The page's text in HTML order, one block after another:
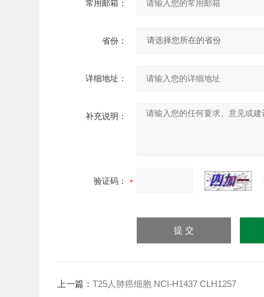
常用邮箱：
省份：
详细地址：
补充说明：
验证码：
上一篇：T25人肺癌细胞 NCI-H1437 CLH1257